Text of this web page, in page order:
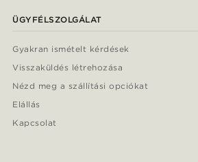
ÜGYFÉLSZOLGÁLAT
Gyakran ismételt kérdések
Visszaküldés létrehozása
Nézd meg a szállítási opciókat
Elállás
Kapcsolat